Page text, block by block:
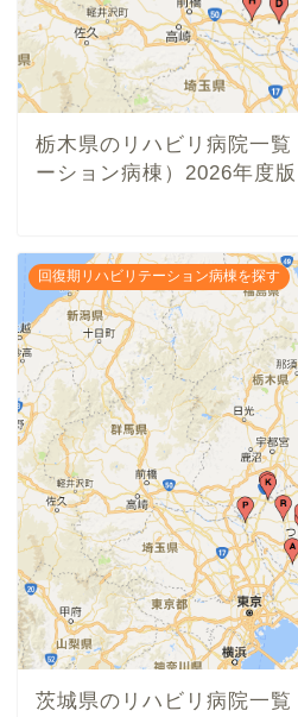
栃木県のリハビリ病院一
ーション病棟）2026年度版
回復期リハビリテーション病棟を探す
茨城県のリハビリ病院一